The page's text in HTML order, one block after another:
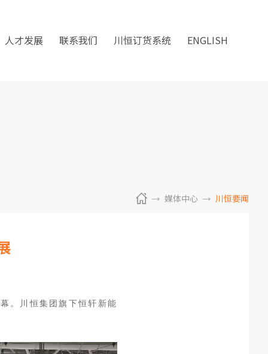
人才发展 联系我们 川恒订货系统 ENGLISH
媒体中心 川恒要闻
。川恒集团旗下恒轩新能